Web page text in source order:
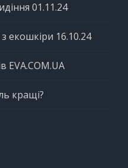
01.11.24
екошкіри 16.10.24
EVA.COM.UA
кращі?